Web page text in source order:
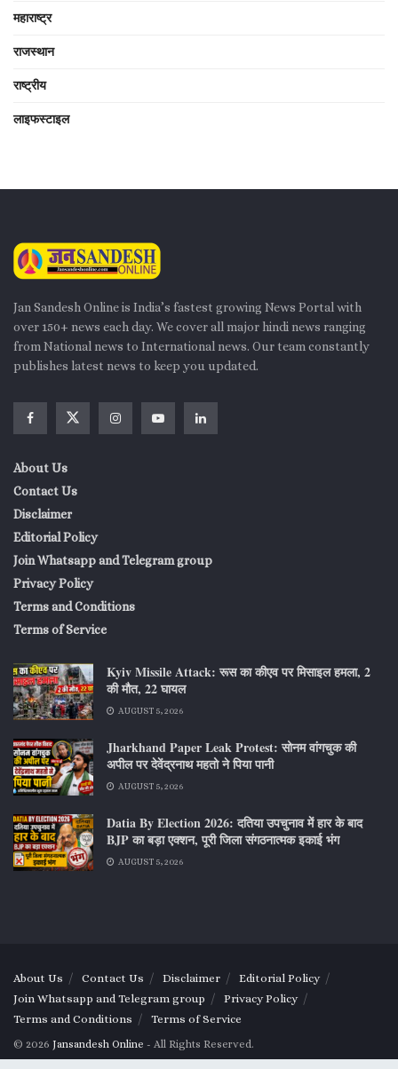
महाराष्ट्र
राजस्थान
राष्ट्रीय
लाइफस्टाइल
Jan Sandesh Online is India’s fastest growing News Portal with
over 150+ news each day. We cover all major hindi news ranging
from National news to International news. Our team constantly
publishes latest news to keep you updated.
About Us
Contact Us
Disclaimer
Editorial Policy
Join Whatsapp and Telegram group
Privacy Policy
Terms and Conditions
Terms of Service
Kyiv Missile Attack: रूस का कीएव पर मिसाइल हमला, 2
की मौत, 22 घायल
AUGUST 5, 2026
Jharkhand Paper Leak Protest: सोनम वांगचुक की
अपील पर देवेंद्रनाथ महतो ने पिया पानी
AUGUST 5, 2026
Datia By Election 2026: दतिया उपचुनाव में हार के बाद
BJP का बड़ा एक्शन, पूरी जिला संगठनात्मक इकाई भंग
AUGUST 5, 2026
About Us Contact Us Disclaimer
Editorial Policy
Join Whatsapp and Telegram group
Privacy Policy
Terms and Conditions
Terms of Service
© 2026 Jansandesh Online - All Rights Reserved.